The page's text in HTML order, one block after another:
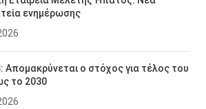
ενημέρωσης
Απομακρύνεται ο στόχος για τέλος του
το 2030